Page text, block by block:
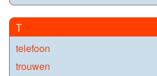
T
telefoon
trouwen